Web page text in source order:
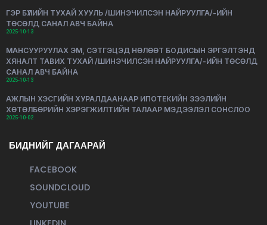
ГЭР БҮЛИЙН ТУХАЙ ХУУЛЬ /ШИНЭЧИЛСЭН НАЙРУУЛГА/-ИЙН
ТӨСӨЛД САНАЛ АВЧ БАЙНА
2025-10-13
МАНСУУРУУЛАХ ЭМ, СЭТГЭЦЭД НӨЛӨӨТ БОДИСЫН ЭРГЭЛТЭНД
ХЯНАЛТ ТАВИХ ТУХАЙ /ШИНЭЧИЛСЭН НАЙРУУЛГА/-ИЙН ТӨСӨЛД
САНАЛ АВЧ БАЙНА
2025-10-13
АЖЛЫН ХЭСГИЙН ХУРАЛДААНААР ИПОТЕКИЙН ЗЭЭЛИЙН
ХӨТӨЛБӨРИЙН ХЭРЭГЖИЛТИЙН ТАЛААР МЭДЭЭЛЭЛ СОНСЛОО
2025-10-02
БИДНИЙГ ДАГААРАЙ
FACEBOOK
SOUNDCLOUD
YOUTUBE